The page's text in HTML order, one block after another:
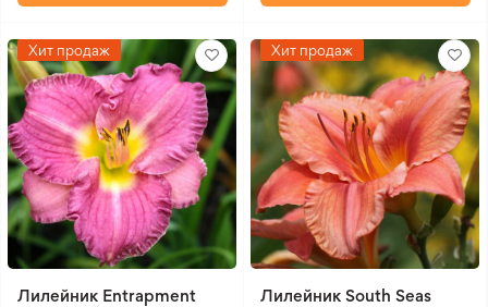
Хит продаж
Лилейник Entrapment
Хит продаж
Лилейник South Seas